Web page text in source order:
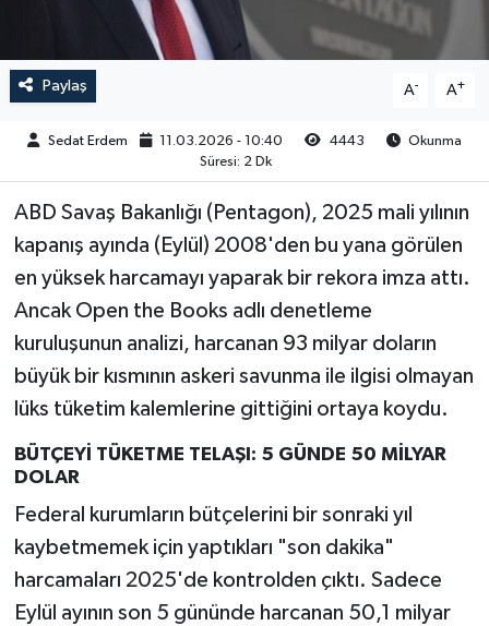
Paylaş A- A+
Sedat Erdem 11.03.2026 - 10:40 4443
Okunma
Süresi: 2 Dk
ABD Savaş Bakanlığı (Pentagon), 2025 mali yılının
kapanış ayında (Eylül) 2008'den bu yana görülen
en yüksek harcamayı yaparak bir rekora imza attı.
Ancak Open the Books adlı denetleme
kuruluşunun analizi, harcanan 93 milyar doların
büyük bir kısmının askeri savunma ile ilgisi olmayan
lüks tüketim kalemlerine gittiğini ortaya koydu.
BÜTÇEYİ TÜKETME TELAŞI: 5 GÜNDE 50 MİLYAR
DOLAR
Federal kurumların bütçelerini bir sonraki yıl
kaybetmemek için yaptıkları "son dakika"
harcamaları 2025'de kontrolden çıktı. Sadece
Eylül ayının son 5 gününde harcanan 50,1 milyar